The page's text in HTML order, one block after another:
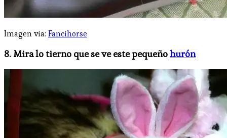
Imagen via: Fancihorse
8. Mira lo tierno que se ve este pequeñohurón